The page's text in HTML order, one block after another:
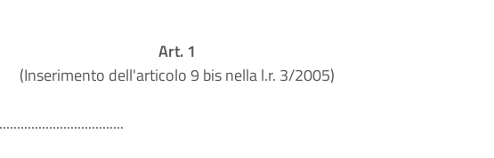
Art. 1
(Inserimento dell'articolo 9 bis nella l.r. 3/2005)